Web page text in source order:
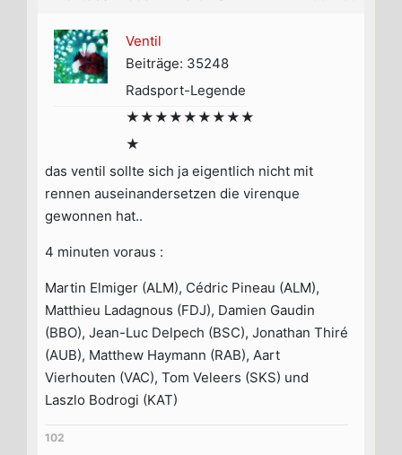
Ventil
Beiträge: 35248
Radsport-Legende
★★★★★★★★★
★
das ventil sollte sich ja eigentlich nicht mit
rennen auseinandersetzen die virenque
gewonnen hat..
4 minuten voraus :
Martin Elmiger (ALM), Cédric Pineau (ALM),
Matthieu Ladagnous (FDJ), Damien Gaudin
(BBO), Jean-Luc Delpech (BSC), Jonathan Thiré
(AUB), Matthew Haymann (RAB), Aart
Vierhouten (VAC), Tom Veleers (SKS) und
Laszlo Bodrogi (KAT)
102